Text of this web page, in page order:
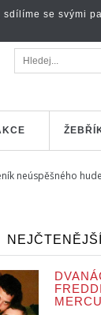
neúspěšného
NEJČTENĚJŠÍ
se svými